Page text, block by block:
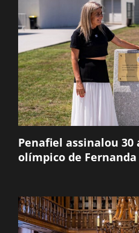
Penafiel assinalou 30
olímpico de